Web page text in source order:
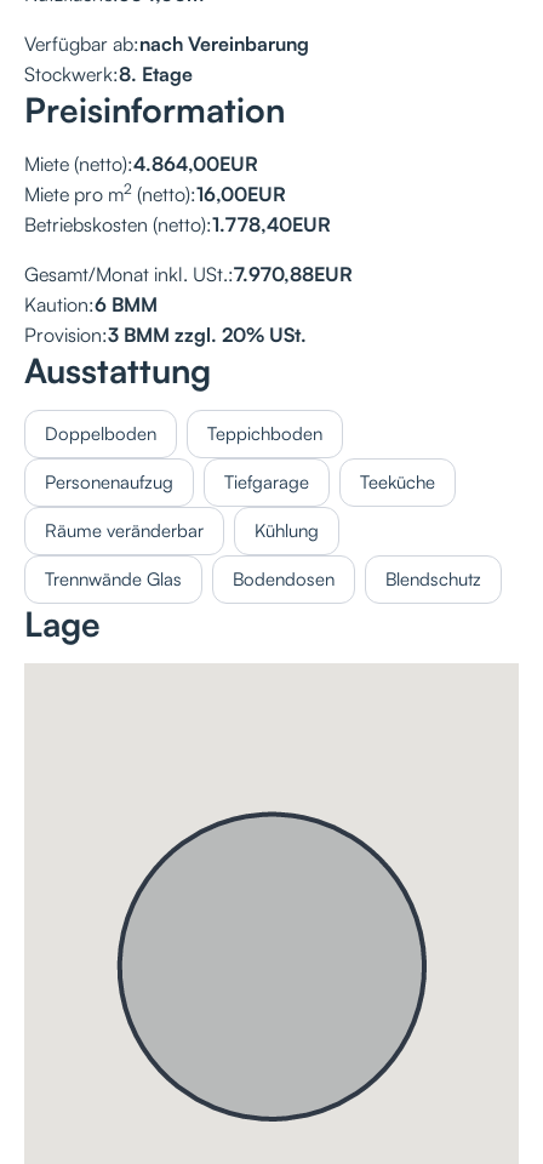
Verfügbar ab:nach Vereinbarung
Stockwerk:8. Etage
Preisinformation
Miete (netto):4.864,00EUR
Miete pro m2 (netto):16,00EUR
Betriebskosten (netto):1.778,40EUR
Gesamt/Monat inkl. USt.:7.970,88EUR
Kaution:6 BMM
Provision:3 BMM zzgl. 20% USt.
Ausstattung
Doppelboden Teppichboden
Personenaufzug Tiefgarage Teeküche
Räume veränderbar Kühlung
Trennwände Glas Bodendosen Blendschutz
Lage